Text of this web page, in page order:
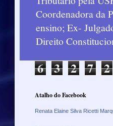
Coordenadora da
ensino; Ex-
Direito
6 3 2 7 2
Atalho do Facebook
Renata Elaine Silva Ricetti